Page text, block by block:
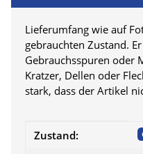
Lieferumfang wie auf
gebrauchten Zustand.
Gebrauchsspuren oder
Kratzer, Dellen oder
stark, dass der Artikel
Produkteigenschaft
Wert
Zustand: